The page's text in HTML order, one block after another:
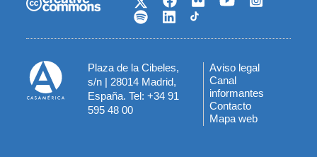
Plaza de la Cibeles,
s/n | 28014 Madrid,
España. Tel: +34 91
595 48 00
Menú
del
pie
Aviso legal
Canal
informantes
Contacto
Mapa web